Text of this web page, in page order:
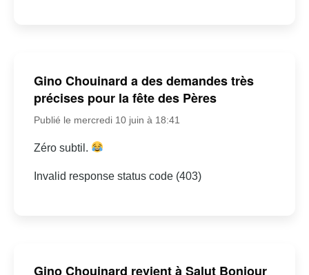
Gino Chouinard a des demandes très
précises pour la fête des Pères
Publié le mercredi 10 juin à 18:41
Zéro subtil.
Invalid response status code (403)
Gino Chouinard revient à Salut Bonjour